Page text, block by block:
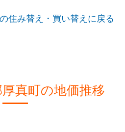
住み替え・買い替えに戻る
真町の地価推移